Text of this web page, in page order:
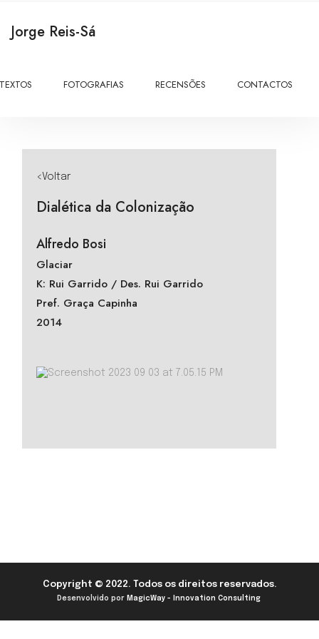
Jorge Reis-Sá
TEXTOS FOTOGRAFIAS RECENSÕES CONTACTOS
<Voltar
Dialética da Colonização
Alfredo Bosi
Glaciar
K: Rui Garrido / Des. Rui Garrido
Pref. Graça Capinha
2014
Copyright © 2022. Todos os direitos reservados.
Desenvolvido por MagicWay - Innovation Consulting